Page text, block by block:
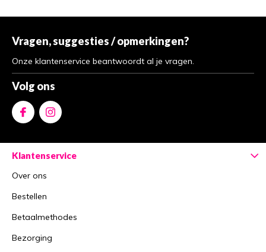
Vragen, suggesties / opmerkingen?
Onze klantenservice beantwoordt al je vragen.
Volg ons
Klantenservice
Over ons
Bestellen
Betaalmethodes
Bezorging